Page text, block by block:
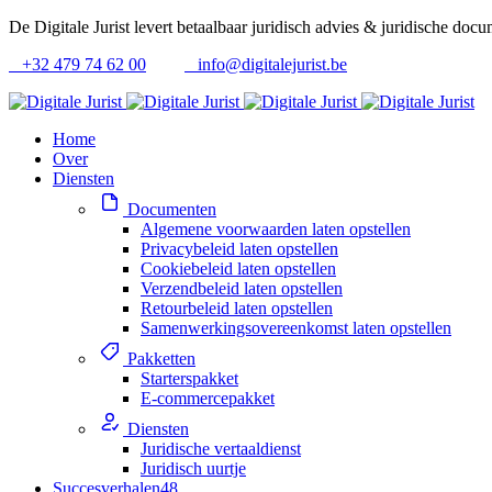
De Digitale Jurist levert betaalbaar juridisch advies & juridische
+32 479 74 62 00
info@digitalejurist.be
Home
Over
Diensten
Documenten
Algemene voorwaarden laten opstellen
Privacybeleid laten opstellen
Cookiebeleid laten opstellen
Verzendbeleid laten opstellen
Retourbeleid laten opstellen
Samenwerkingsovereenkomst laten opstellen
Pakketten
Starterspakket
E-commercepakket
Diensten
Juridische vertaaldienst
Juridisch uurtje
Succesverhalen48